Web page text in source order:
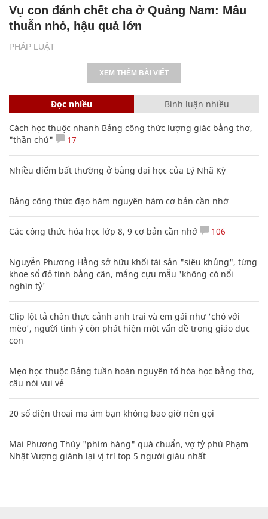
PHÁP LUẬT
Vụ con đánh chết cha ở Quảng Nam: Mâu
thuẫn nhỏ, hậu quả lớn
XEM THÊM BÀI VIẾT
Đọc nhiều Bình luận nhiều
Cách học thuộc nhanh Bảng công thức lượng giác bằng thơ,
"thần chú"
17
Nhiều điểm bất thường ở bằng đại học của Lý Nhã Kỳ
Bảng công thức đạo hàm nguyên hàm cơ bản cần nhớ
Các công thức hóa học lớp 8, 9 cơ bản cần nhớ 106
Nguyễn Phương Hằng sở hữu khối tài sản "siêu khủng", từng
khoe sổ đỏ tính bằng cân, mắng cựu mẫu 'không có nổi
nghìn tỷ'
Clip lột tả chân thực cảnh anh trai và em gái như 'chó với
mèo', người tinh ý còn phát hiện một vấn đề trong giáo dục
con
Mẹo học thuộc Bảng tuần hoàn nguyên tố hóa học bằng thơ,
câu nói vui vẻ
20 số điện thoại ma ám bạn không bao giờ nên gọi
Mai Phương Thúy "phím hàng" quá chuẩn, vợ tỷ phú Phạm
Nhật Vượng giành lại vị trí top 5 người giàu nhất